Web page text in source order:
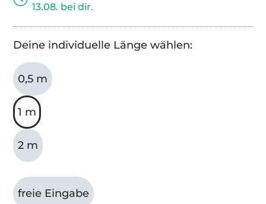
13.08. bei dir.
Deine individuelle Länge wählen:
0,5 m
1 m
2 m
freie Eingabe